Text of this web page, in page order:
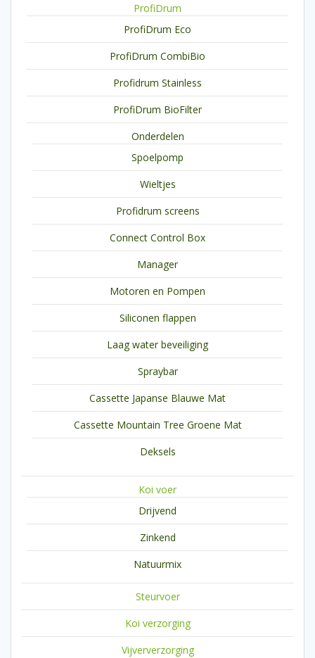
ProfiDrum
ProfiDrum Eco
ProfiDrum CombiBio
Profidrum Stainless
ProfiDrum BioFilter
Onderdelen
Spoelpomp
Wieltjes
Profidrum screens
Connect Control Box
Manager
Motoren en Pompen
Siliconen flappen
Laag water beveiliging
Spraybar
Cassette Japanse Blauwe Mat
Cassette Mountain Tree Groene Mat
Deksels
Koi voer
Drijvend
Zinkend
Natuurmix
Steurvoer
Koi verzorging
Vijververzorging